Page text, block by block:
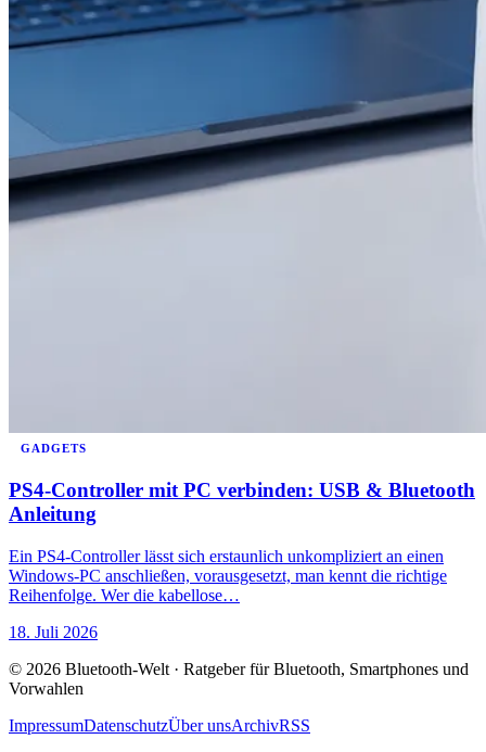
GADGETS
PS4-Controller mit PC verbinden: USB & Bluetooth
Anleitung
Ein PS4-Controller lässt sich erstaunlich unkompliziert an einen
Windows-PC anschließen, vorausgesetzt, man kennt die richtige
Reihenfolge. Wer die kabellose…
18. Juli 2026
© 2026 Bluetooth-Welt · Ratgeber für Bluetooth, Smartphones und
Vorwahlen
ImpressumDatenschutzÜber unsArchivRSS